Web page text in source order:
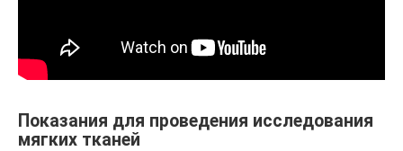
Показания для проведения исследования
мягких тканей